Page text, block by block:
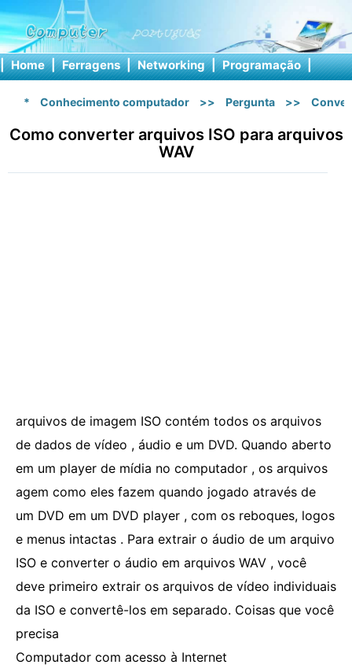
| Home | Ferragens | Networking | Programação |
* Conhecimento computador >> Pergunta >>
Como converter arquivos ISO para arquivos
WAV
arquivos de imagem ISO contém todos os arquivos
de dados de vídeo , áudio e um DVD. Quando aberto
em um player de mídia no computador , os arquivos
agem como eles fazem quando jogado através de
um DVD em um DVD player , com os reboques, logos
e menus intactas . Para extrair o áudio de um arquivo
ISO e converter o áudio em arquivos WAV , você
deve primeiro extrair os arquivos de vídeo individuais
da ISO e convertê-los em separado. Coisas que você
precisa
Computador com acesso à Internet